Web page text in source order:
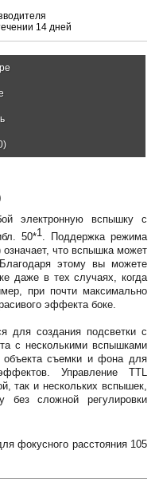
14 дней
электронную вспышку с
50*1. Поддержка режима
означает, что вспышка может
этому вы можете
даже в тех случаях, когда
при почти максимально
эффекта боке.
для создания подсветки с
с несколькими вспышками
объекта съемки и фона для
Управление TTL
так и нескольких вспышек,
без сложной регулировки
фокусного расстояния 105